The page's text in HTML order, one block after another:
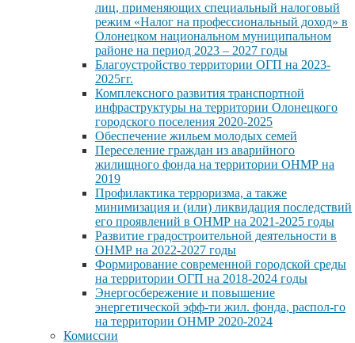
лиц, применяющих специальный налоговый
режим «Налог на профессиональный доход» в
Олонецком национальном муниципальном
районе на период 2023 – 2027 годы
Благоустройство территории ОГП на 2023-
2025гг.
Комплексного развития транспортной
инфраструктуры на территории Олонецкого
городского поселения 2020-2025
Обеспечение жильем молодых семей
Переселение граждан из аварийного
жилищного фонда на территории ОНМР на
2019
Профилактика терроризма, а также
минимизация и (или) ликвидация последствий
его проявлений в ОНМР на 2021-2025 годы
Развитие градостроительной деятельности в
ОНМР на 2022-2027 годы
Формирование современной городской среды
на территории ОГП на 2018-2024 годы
Энергосбережение и повышение
энергетической эфф-ти жил. фонда, распол-го
на территории ОНМР 2020-2024
Комиссии